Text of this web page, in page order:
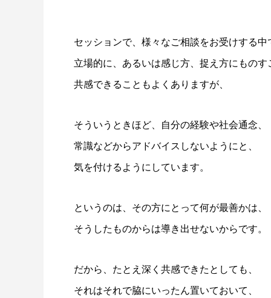
セッションで、様々なご相談をお受けする中
立場的に、あるいは感じ方、捉え方にものす
共感できることもよくありますが、
そういうときほど、自分の経験や社会通念、
常識などからアドバイスしないようにと、
気を付けるようにしています。
というのは、その方にとって何が最善かは、
そうしたものからは導き出せないからです。
だから、たとえ深く共感できたとしても、
それはそれで脇にいったん置いておいて、